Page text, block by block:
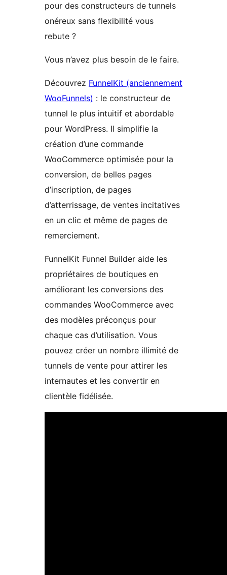
pour des constructeurs de tunnels
onéreux sans flexibilité vous
rebute ?
Vous n’avez plus besoin de le faire.
Découvrez FunnelKit (anciennement
WooFunnels) : le constructeur de
tunnel le plus intuitif et abordable
pour WordPress. Il simplifie la
création d’une commande
WooCommerce optimisée pour la
conversion, de belles pages
d’inscription, de pages
d’atterrissage, de ventes incitatives
en un clic et même de pages de
remerciement.
FunnelKit Funnel Builder aide les
propriétaires de boutiques en
améliorant les conversions des
commandes WooCommerce avec
des modèles préconçus pour
chaque cas d’utilisation. Vous
pouvez créer un nombre illimité de
tunnels de vente pour attirer les
internautes et les convertir en
clientèle fidélisée.